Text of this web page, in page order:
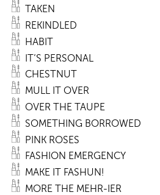
TAKEN
REKINDLED
HABIT
IT’S PERSONAL
CHESTNUT
MULL IT OVER
OVER THE TAUPE
SOMETHING BORROWED
PINK ROSES
FASHION EMERGENCY
MAKE IT FASHUN!
MORE THE MEHR-IER